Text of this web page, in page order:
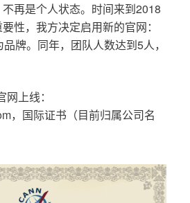
再是个人状态。时间来到2018
性，我方决定启用新的官网：
牌。同年，团队人数达到5人，
上线：
，国际证书（目前归属公司名